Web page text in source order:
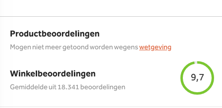
Productbeoordelingen
Mogen niet meer getoond worden wegenswetgeving
Winkelbeoordelingen
Gemiddelde uit 18.341 beoordelingen
9,7